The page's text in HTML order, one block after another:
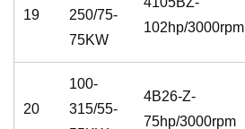
19
250/75-
75KW
102hp/3000rpm
20
100-
315/55-
4B26-Z-
75hp/3000rpm